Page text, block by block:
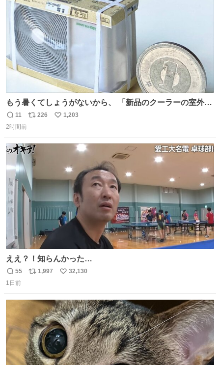
数
もう暑くてしょうがないから、 「新品のクーラーの室外機
のミニチュア」 でも見ていってよ
返
信
11
リ
ト
数
226
い
1,203
2時間前
ええ？！知らんかった…
返
信
55
リ
数
1,997
い
数
32,130
1日前